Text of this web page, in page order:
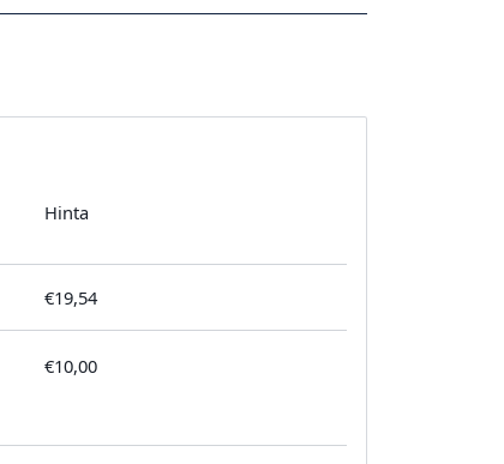
Hinta
€19,54
€10,00